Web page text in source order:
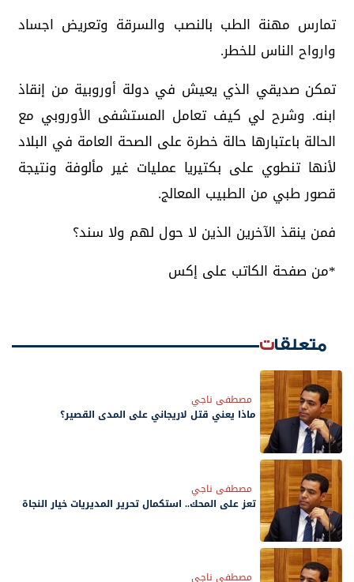
تمارس مهنة الطب بالنصب والسرقة وتعريض اجساد
وارواح الناس للخطر.
تمكن صديقي الذي يعيش في دولة أوروبية من إنقاذ
ابنه. وشرح لي كيف تعامل المستشفى الأوروبي مع
الحالة باعتبارها حالة خطرة على الصحة العامة في البلاد
لأنها تنطوي على بكتيريا عمليات غير مألوفة ونتيجة
قصور طبي من الطبيب المعالج.
فمن ينقذ الآخرين الذين لا حول لهم ولا سند؟
*من صفحة الكاتب على إكس
متعلقات
مصطفى ناجي
ماذا يعني قتل لاريجاني على المدى القصير؟
مصطفى ناجي
تعز على المحك.. استكمال تحرير المديريات خيار النجاة
مصطفى ناجي